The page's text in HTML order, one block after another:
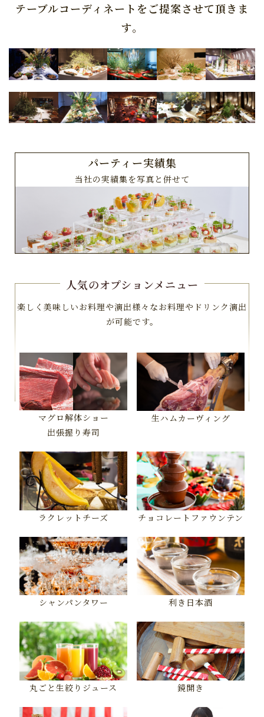
テーブルコーディネートをご提案させて頂きま
す。
パーティー実績集
当社の実績集を写真と併せて
人気のオプションメニュー
楽しく美味しいお料理や演出様々なお料理やドリンク演出
が可能です。
マグロ解体ショー
出張握り寿司
生ハムカーヴィング
ラクレットチーズ チョコレートファウンテン
シャンパンタワー 利き日本酒
丸ごと生絞りジュース 鏡開き